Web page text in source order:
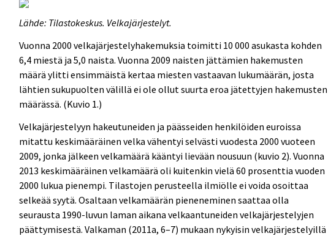
Lähde: Tilastokeskus. Velkajärjestelyt.
Vuonna 2000 velkajärjestelyhakemuksia toimitti 10 000 asukasta kohden
6,4 miestä ja 5,0 naista. Vuonna 2009 naisten jättämien hakemusten
määrä ylitti ensimmäistä kertaa miesten vastaavan lukumäärän, josta
lähtien sukupuolten välillä ei ole ollut suurta eroa jätettyjen hakemusten
määrässä. (Kuvio 1.)
Velkajärjestelyyn hakeutuneiden ja päässeiden henkilöiden euroissa
mitattu keskimääräinen velka vähentyi selvästi vuodesta 2000 vuoteen
2009, jonka jälkeen velkamäärä kääntyi lievään nousuun (kuvio 2). Vuonna
2013 keskimääräinen velkamäärä oli kuitenkin vielä 60 prosenttia vuoden
2000 lukua pienempi. Tilastojen perusteella ilmiölle ei voida osoittaa
selkeää syytä. Osaltaan velkamäärän pieneneminen saattaa olla
seurausta 1990-luvun laman aikana velkaantuneiden velkajärjestelyjen
päättymisestä. Valkaman (2011a, 6–7) mukaan nykyisin velkajärjestelyillä